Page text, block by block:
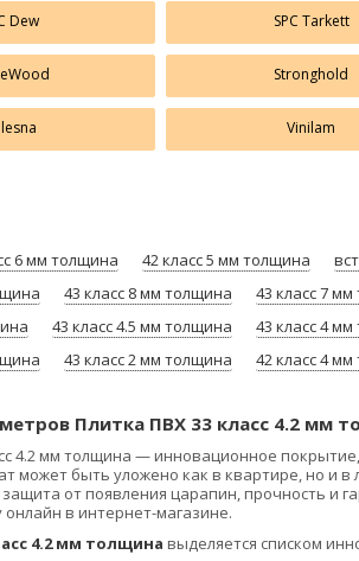
Dew SPC Tarkett
Stronghold
Vinilam
6 мм толщина 42 класс 5 мм толщина
43 класс 8 мм толщина 43 класс 7
43 класс 4.5 мм толщина 43 класс 4
43 класс 2 мм толщина 42 класс 4
Плитка ПВХ 33 класс 4.2 мм
4.2 мм толщина — инновационное
может быть уложено как в квартире, но
защита от появления царапин, прочность
в интернет-магазине.
4.2 мм толщина выделяется списком